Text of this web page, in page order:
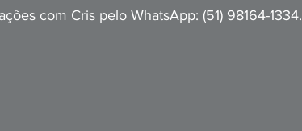
com Cris pelo WhatsApp: (51) 98164-1334.